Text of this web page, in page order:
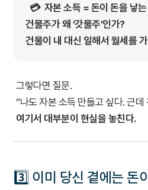
💳 자본 소득 = 돈이 돈을 낳
건물주가 왜 ‘갓물주’인가?
건물이 내 대신 일해서 월세를
그렇다면 질문.
“나도 자본 소득 만들고 싶다. 근데
여기서 대부분이 현실을 놓친다.
3️⃣ 이미 당신 곁에는 돈